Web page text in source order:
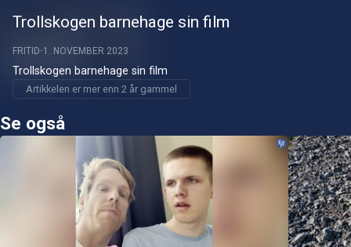
Trollskogen barnehage sin film
FRITID 1. NOVEMBER 2023
Trollskogen barnehage sin film
Artikkelen er mer enn 2 år gammel
Se også